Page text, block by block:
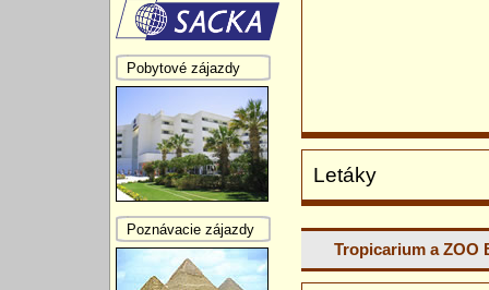
Letáky
Tropicarium a ZOO
Pobytové zájazdy
Poznávacie zájazdy